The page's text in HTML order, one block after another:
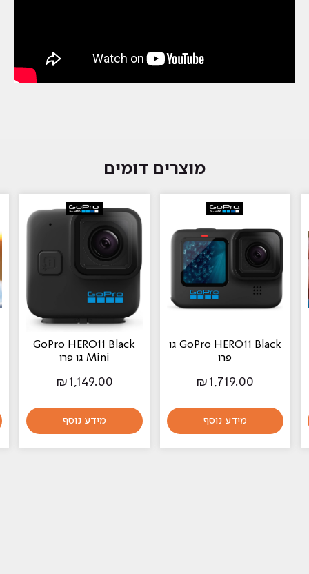
מוצרים דומים
GoPro HERO11 Black גו
פרו
₪1,719.00
מידע נוסף
GoPro HERO11 Black
Mini גו פרו
₪1,149.00
מידע נוסף